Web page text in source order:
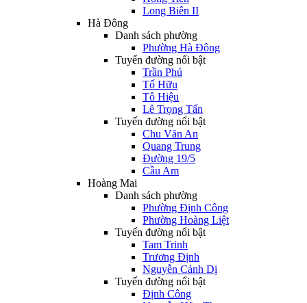
Long Biên II
Hà Đông
Danh sách phường
Phường Hà Đông
Tuyến đường nổi bật
Trần Phú
Tố Hữu
Tô Hiệu
Lê Trọng Tấn
Tuyến đường nổi bật
Chu Văn An
Quang Trung
Đường 19/5
Cầu Am
Hoàng Mai
Danh sách phường
Phường Định Công
Phường Hoàng Liệt
Tuyến đường nổi bật
Tam Trinh
Trương Định
Nguyễn Cảnh Dị
Tuyến đường nổi bật
Định Công